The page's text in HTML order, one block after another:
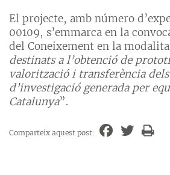
El projecte, amb número
00109, s’emmarca en la
del Coneixement en la
destinats a l’obtenció de
valorització i transferència
d’investigació generada per
Catalunya”.
Comparteix aquest post: